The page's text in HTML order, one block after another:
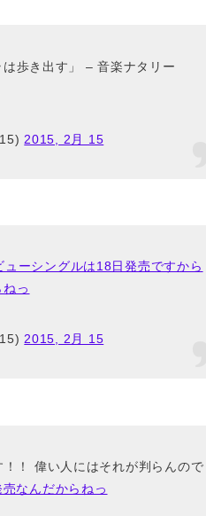
歩き出す」 – 音楽ナタリー
2015, 2月 15
ューシングルは18日発売ですから
っ
2015, 2月 15
！ 偉い人にはそれが判らんので
なんだからねっ